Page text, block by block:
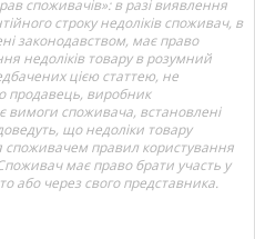
споживачів»: в разі виявлення
строку недоліків споживач, в
законодавством, має право
недоліків товару в розумний
цією статтею, не
продавець, виробник
вимоги споживача, встановлені
що недоліки товару
правил користування
має право брати участь у
або через свого представника.